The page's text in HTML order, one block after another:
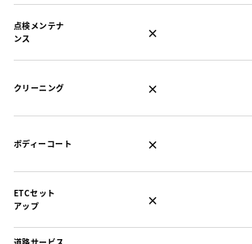
点検メンテナ
ンス
×
クリーニング ×
ボディーコート ×
ETCセット
アップ
×